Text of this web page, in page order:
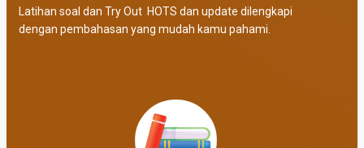
Latihan soal dan Try Out HOTS dan update dilengkapi
dengan pembahasan yang mudah kamu pahami.